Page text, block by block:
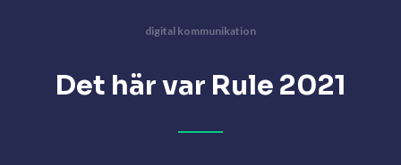
digital kommunikation
Det här var Rule 2021